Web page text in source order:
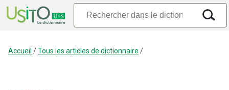
Accueil /Tous les articles de dictionnaire /